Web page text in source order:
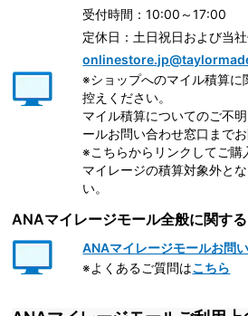
受付時間：10:00～17:00
定休日：土日祝日および当
※ショップへのマイル積算に
控えください。
マイル積算についてのご不
ールお問い合わせ窓口まで
※こちらからリンクしてご購
マイレージの積算対象外と
い。
ANAマイレージモール全般に関す
ANAマイレージモールお問
※よくあるご質問はこちら